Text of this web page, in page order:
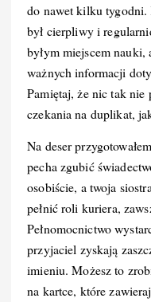
do nawet kilku tygodni.
był cierpliwy i
byłym miejscem nauki,
ważnych informacji
Pamiętaj, że nic tak
czekania na duplikat,
Na deser
pecha zgubić
osobiście, a twoja
pełnić roli kuriera,
Pełnomocnictwo
przyjaciel zyskają
imieniu. Możesz to
na kartce, które